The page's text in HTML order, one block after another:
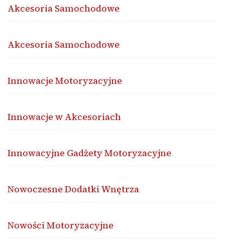
Akcesoria Samochodowe
Akcesoria Samochodowe
Innowacje Motoryzacyjne
Innowacje w Akcesoriach
Innowacyjne Gadżety Motoryzacyjne
Nowoczesne Dodatki Wnętrza
Nowości Motoryzacyjne